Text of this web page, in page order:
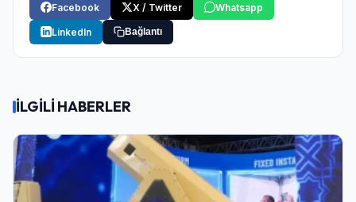
Facebook
X / Twitter Whatsapp
LinkedIn Bağlantı
İLGİLİ HABERLER